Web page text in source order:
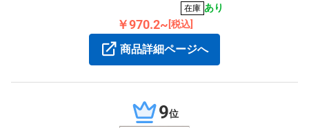
在庫 あり
￥970.2~ [税込]
商品詳細ページへ
9位